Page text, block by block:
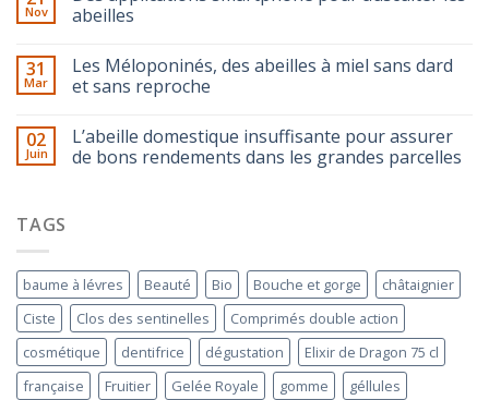
Nov
abeilles
31
Mar
Les Méloponinés, des abeilles à miel sans dard
et sans reproche
02
Juin
L’abeille domestique insuffisante pour assurer
de bons rendements dans les grandes parcelles
TAGS
baume à lévres Beauté Bio Bouche et gorge
châtaignier
Ciste
Clos des sentinelles
Comprimés double action
cosmétique
dentifrice dégustation
Elixir de Dragon 75 cl
française
Fruitier Gelée Royale gomme
géllules